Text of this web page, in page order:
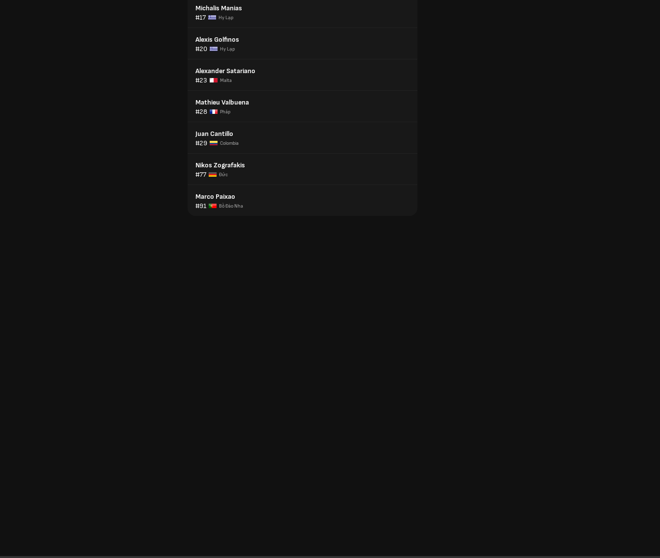
Michalis Manias
#17
Hy Lạp
Alexis Golfinos
#20
Hy Lạp
Alexander Satariano
#23
Malta
Mathieu Valbuena
#28
Pháp
Juan Cantillo
#29
Colombia
Nikos Zografakis
#77
Đức
Marco Paixao
#91
Bồ Đào Nha